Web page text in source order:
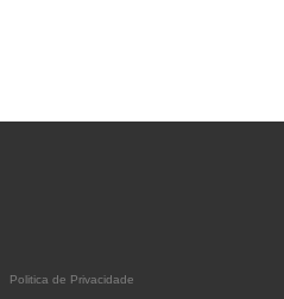
Politica de Privacidade